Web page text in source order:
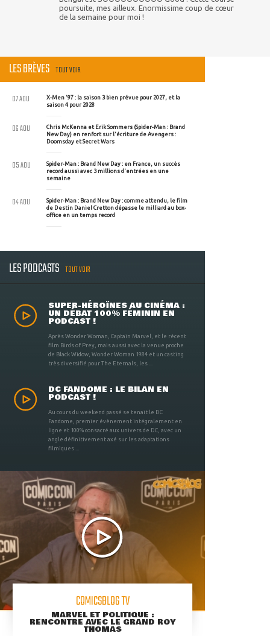
poursuite, mes ailleux. Enormissime coup de cœur
de la semaine pour moi !
LES BRÈVES TOUT VOIR
X-Men '97 : la saison 3 bien prévue pour 2027, et la
saison 4 pour 2028
07 AOU
Chris McKenna et Erik Sommers (Spider-Man : Brand
New Day) en renfort sur l'écriture de Avengers :
Doomsday et Secret Wars
06 AOU
Spider-Man : Brand New Day : en France, un succès
record aussi avec 3 millions d'entrées en une
semaine
05 AOU
Spider-Man : Brand New Day : comme attendu, le film
de Destin Daniel Cretton dépasse le milliard au box-
office en un temps record
04 AOU
LES PODCASTS TOUT VOIR
SUPER-HÉROÏNES AU CINÉMA :
UN DÉBAT 100% FÉMININ EN
PODCAST !
Après Wonder Woman, Captain Marvel, et le récent
film Birds of Prey, mais aussi avec la venue proche
de Black Widow, Wonder Woman 1984 et un casting
très diversifié pour The Eternals, les ...
DC FANDOME : LE BILAN EN
PODCAST !
Au cours du weekend passé se tenait le DC
Fandome, premier évènement intégralement en
ligne et 100% consacré aux univers de DC, avec un
angle définitivement axé sur les adaptations
filmiques ...
COMICSBLOG TV
MARVEL ET POLITIQUE :
RENCONTRE AVEC LE GRAND ROY
THOMAS